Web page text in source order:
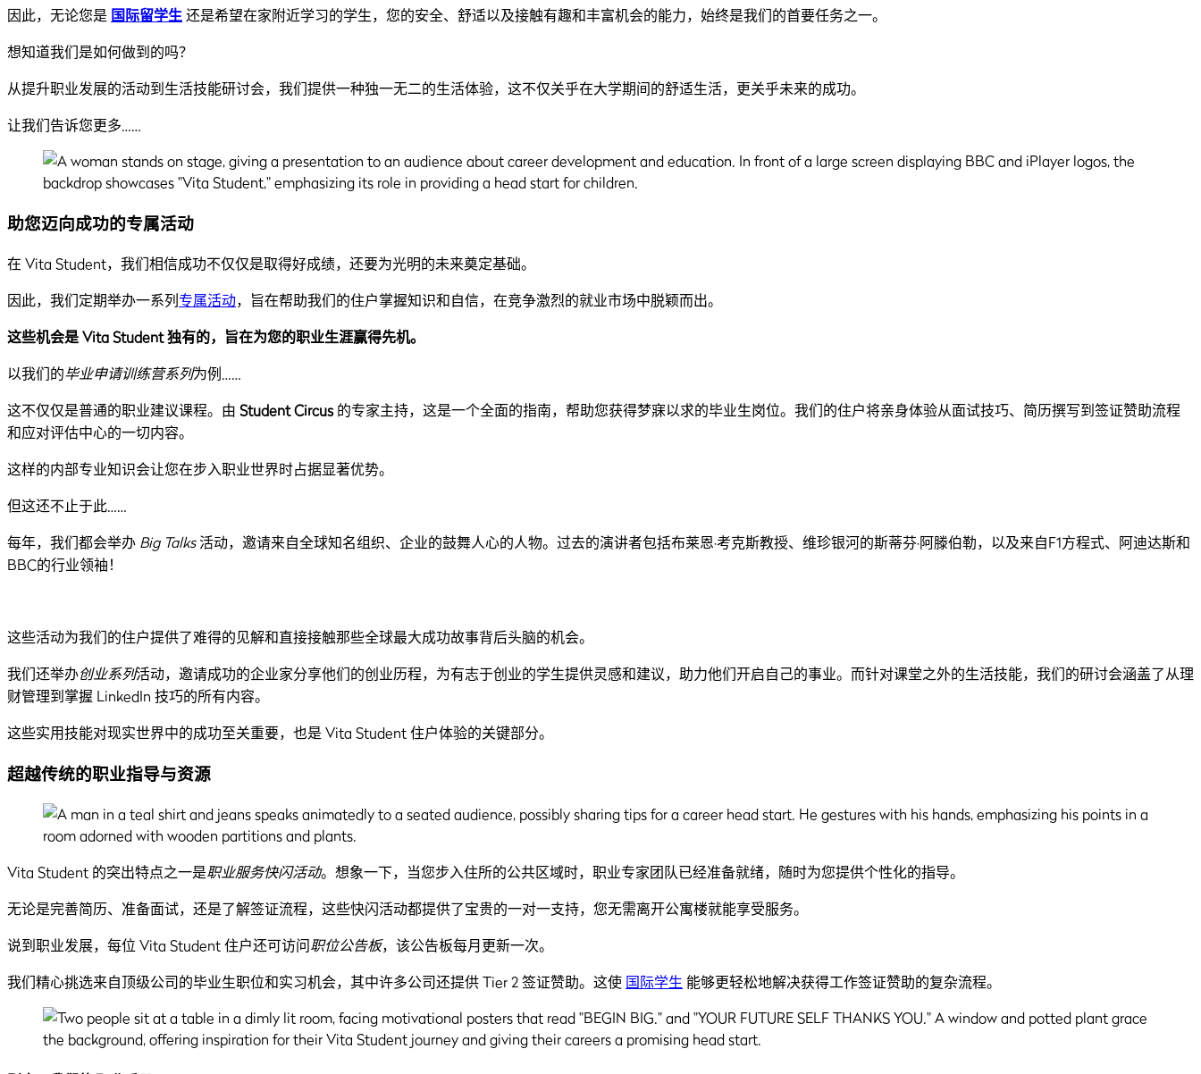
因此，无论您是 国际留学生还是希望在家附近学习的学生，您的安全、舒适以及接触有趣和丰富机会的能力，始终是我们的首要任务之一。
想知道我们是如何做到的吗？
从提升职业发展的活动到生活技能研讨会，我们提供一种独一无二的生活体验，这不仅关乎在大学期间的舒适生活，更关乎未来的成功。
让我们告诉您更多……
助您迈向成功的专属活动
在 Vita Student，我们相信成功不仅仅是取得好成绩，还要为光明的未来奠定基础。
因此，我们定期举办一系列专属活动，旨在帮助我们的住户掌握知识和自信，在竞争激烈的就业市场中脱颖而出。
这些机会是 Vita Student 独有的，旨在为您的职业生涯赢得先机。
以我们的毕业申请训练营系列为例……
这不仅仅是普通的职业建议课程。由 Student Circus的专家主持，这是一个全面的指南，帮助您获得梦寐以求的毕业生岗位。我们的住户将亲身体验从面试技巧、简历撰写到签证赞助流程
和应对评估中心的一切内容。
这样的内部专业知识会让您在步入职业世界时占据显著优势。
但这还不止于此……
每年，我们都会举办 Big Talks活动，邀请来自全球知名组织、企业的鼓舞人心的人物。过去的演讲者包括布莱恩·考克斯教授、维珍银河的斯蒂芬·阿滕伯勒，以及来自F1方程式、阿迪达斯和
BBC的行业领袖！
这些活动为我们的住户提供了难得的见解和直接接触那些全球最大成功故事背后头脑的机会。
我们还举办创业系列活动，邀请成功的企业家分享他们的创业历程，为有志于创业的学生提供灵感和建议，助力他们开启自己的事业。而针对课堂之外的生活技能，我们的研讨会涵盖了从理
财管理到掌握 LinkedIn 技巧的所有内容。
这些实用技能对现实世界中的成功至关重要，也是 Vita Student 住户体验的关键部分。
超越传统的职业指导与资源
Vita Student 的突出特点之一是职业服务快闪活动。想象一下，当您步入住所的公共区域时，职业专家团队已经准备就绪，随时为您提供个性化的指导。
无论是完善简历、准备面试，还是了解签证流程，这些快闪活动都提供了宝贵的一对一支持，您无需离开公寓楼就能享受服务。
说到职业发展，每位 Vita Student 住户还可访问职位公告板，该公告板每月更新一次。
我们精心挑选来自顶级公司的毕业生职位和实习机会，其中许多公司还提供 Tier 2 签证赞助。这使 国际学生 能够更轻松地解决获得工作签证赞助的复杂流程。